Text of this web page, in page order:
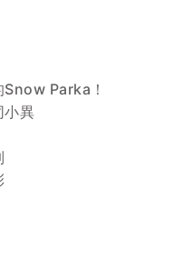
Parka！
小異